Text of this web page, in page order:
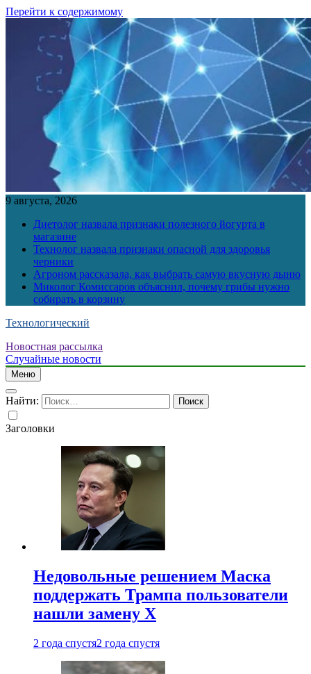
Перейти к содержимому
9 августа, 2026
Диетолог назвала признаки полезного йогурта в
магазине
Технолог назвала признаки опасной для здоровья
черники
Агроном рассказала, как выбрать самую вкусную дыню
Миколог Комиссаров объяснил, почему грибы нужно
собирать в корзину
Технологический
Новостная рассылка
Случайные новости
Меню
Найти:
Заголовки
Недовольные решением Маска
поддержать Трампа пользователи
нашли замену X
2 года спустя2 года спустя